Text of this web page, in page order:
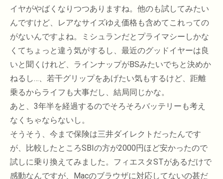
イヤがやばくなりつつありますね。他のも試してみたい
んですけど、レアなサイズゆえ価格も含めてこれっての
がないんですよね。ミシュランだとプライマシーしかな
くてちょっと違う気がするし、最近のグッドイヤーは良
いと聞くけれど、ラインナップがBSみたいでちと決めか
ねるし…、若干グリップをあげたい気もするけど、距離
乗るからライフも大事だし、結局同じかな。
あと、3年半を経過するのでそろそろバッテリーも考え
なくちゃならないし。
そうそう、今まで保険は三井ダイレクトだったんです
が、比較したところSBIの方が2000円ほど安かったので
試しに乗り換えてみました。フィエスタSTがあるだけで
感動なんですが、Macのブラウザに対応してないの甚だ